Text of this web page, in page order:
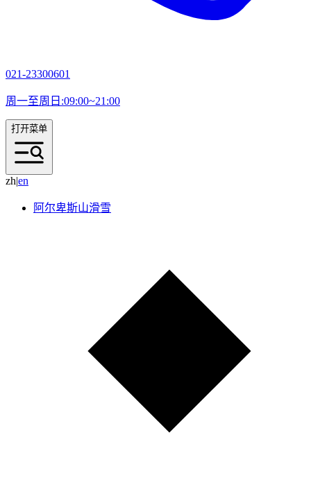
021-23300601
周一至周日:09:00~21:00
打开菜单
zh|en
阿尔卑斯山滑雪